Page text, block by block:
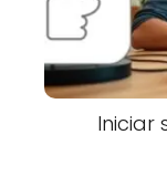
Iniciar